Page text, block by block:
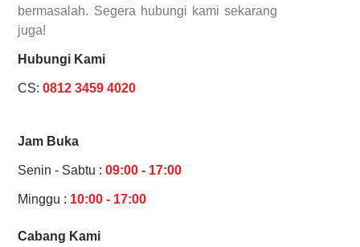
bermasalah. Segera hubungi kami sekarang
juga!
Hubungi Kami
CS:0812 3459 4020
Jam Buka
Senin - Sabtu :09:00 - 17:00
Minggu : 10:00 - 17:00
Cabang Kami